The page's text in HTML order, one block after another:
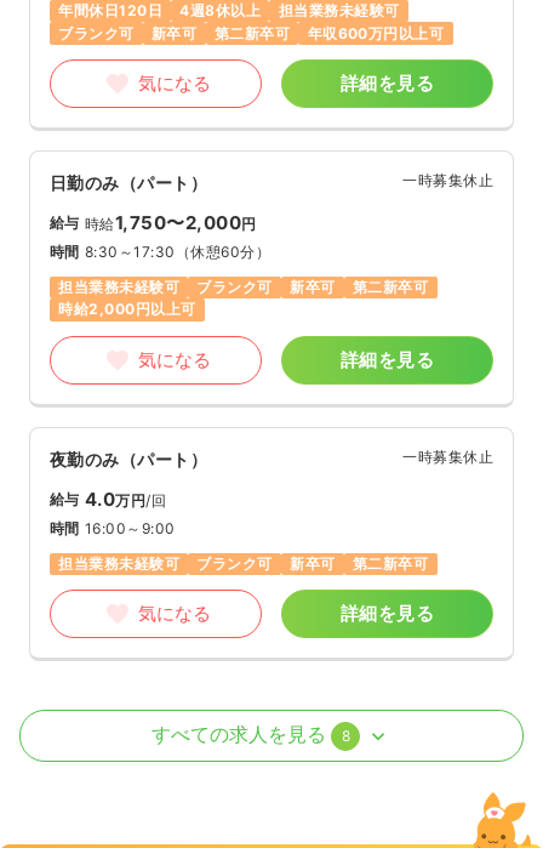
年間休日120日
4週8休以上
担当業務未経験可
ブランク可
新卒可 第二新卒可 年収600万円以上可
気になる 詳細を見る
日勤のみ（パート） 一時募集休止
給与 時給1,750〜2,000円
時間 8:30～17:30 （休憩60分）
担当業務未経験可
ブランク可 新卒可
第二新卒可
時給2,000円以上可
気になる 詳細を見る
夜勤のみ（パート） 一時募集休止
給与 4.0万円/回
時間 16:00～9:00
担当業務未経験可
ブランク可 新卒可 第二新卒可
気になる 詳細を見る
訪問診療 正看護師
すべての求人を見る 8